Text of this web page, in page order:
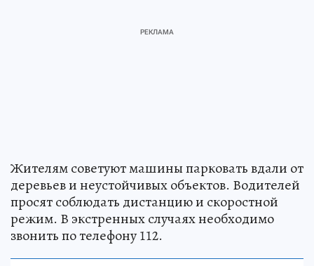
Жителям советуют машины парковать вдали от
деревьев и неустойчивых объектов. Водителей
просят соблюдать дистанцию и скоростной
режим. В экстренных случаях необходимо
звонить по телефону 112.